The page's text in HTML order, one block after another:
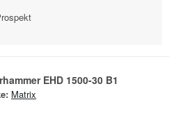
EHD 1500-30 B1
Matrix